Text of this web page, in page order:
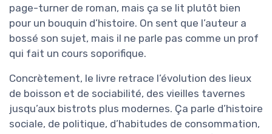
page-turner de roman, mais ça se lit plutôt bien
pour un bouquin d’histoire. On sent que l’auteur a
bossé son sujet, mais il ne parle pas comme un prof
qui fait un cours soporifique.
Concrètement, le livre retrace l’évolution des lieux
de boisson et de sociabilité, des vieilles tavernes
jusqu’aux bistrots plus modernes. Ça parle d’histoire
sociale, de politique, d’habitudes de consommation,